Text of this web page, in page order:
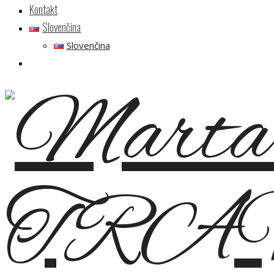
Kontakt
Slovenčina
Slovenčina